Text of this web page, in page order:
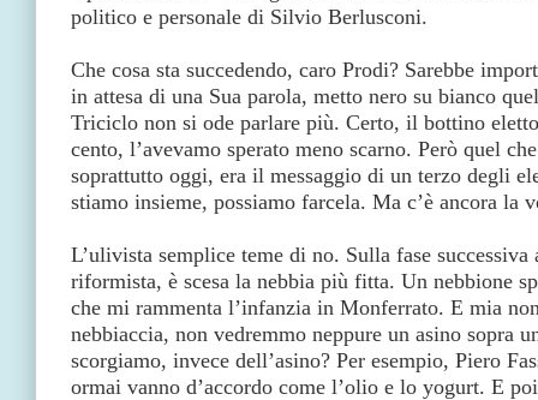
politico e personale di Silvio Berlusconi.
Che cosa sta succedendo, caro Prodi? Sarebbe
in attesa di una Sua parola, metto nero su bianco
Triciclo non si ode parlare più. Certo, il bottino
cento, l’avevamo sperato meno scarno. Però quel
soprattutto oggi, era il messaggio di un terzo degli
stiamo insieme, possiamo farcela. Ma c’è ancora la
L’ulivista semplice teme di no. Sulla fase
riformista, è scesa la nebbia più fitta. Un nebbione
che mi rammenta l’infanzia in Monferrato. E mia
nebbiaccia, non vedremmo neppure un asino sopra
scorgiamo, invece dell’asino? Per esempio, Piero
ormai vanno d’accordo come l’olio e lo yogurt. E